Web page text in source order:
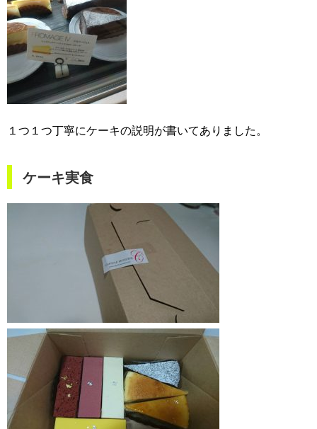
１つ１つ丁寧にケーキの説明が書いてありました。
ケーキ実食